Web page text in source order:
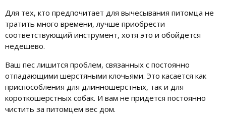
Для тех, кто предпочитает для вычесывания питомца не
тратить много времени, лучше приобрести
соответствующий инструмент, хотя это и обойдется
недешево.
Ваш пес лишится проблем, связанных с постоянно
отпадающими шерстяными клочьями. Это касается как
приспособления для длинношерстных, так и для
короткошерстных собак. И вам не придется постоянно
чистить за питомцем вес дом.